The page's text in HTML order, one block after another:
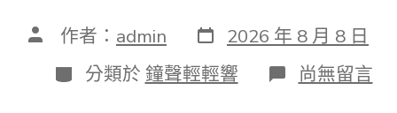
文 作者： admin 發
表
日
期
2026 年 8 月 8 日
分
類
分類於 鐘聲輕輕響 在
〈每
尚無留言